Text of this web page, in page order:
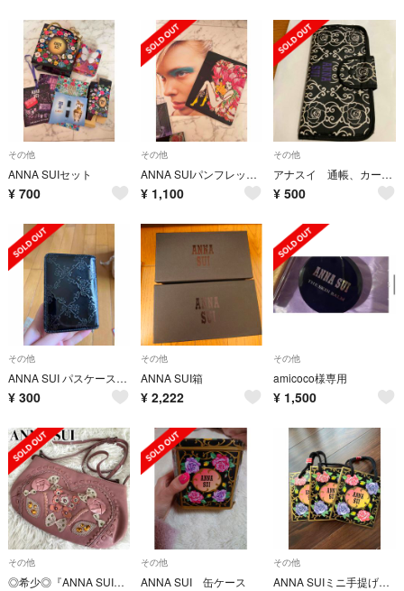
その他
ANNA SUIセット
¥ 700
その他
ANNA SUIパンフレット(41点)
¥ 1,100
その他
アナスイ 通帳、カードケース
¥ 500
その他
ANNA SUI パスケース 黒
¥ 300
その他
ANNA SUI箱
¥ 2,222
その他
amicoco様専用
¥ 1,500
その他
◎希少◎『ANNA SUI』レザー ショルダーバッグ フラワー ワッペン 石付き
その他
ANNA SUI 缶ケース
その他
ANNA SUIミニ手提げ袋3枚